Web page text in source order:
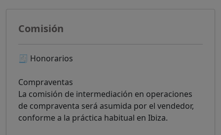
Comisión
🧾 Honorarios
Compraventas
La comisión de intermediación en operaciones
de compraventa será asumida por el vendedor,
conforme a la práctica habitual en Ibiza.